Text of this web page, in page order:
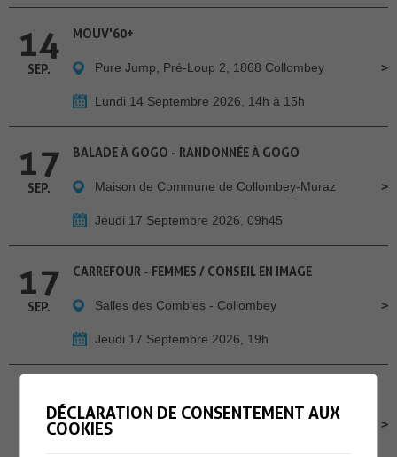
14
SEP.
MOUV'60+
Pure Jump, Pré-Loup 2, 1868 Collombey
Lundi 14 Septembre 2026, 14h à 15h
17
SEP.
BALADE À GOGO - RANDONNÉE À GOGO
Maison de Commune de Collombey-Muraz
Jeudi 17 Septembre 2026, 09h45
17
SEP.
CARREFOUR - FEMMES / CONSEIL EN IMAGE
Salles des Combles - Collombey
Jeudi 17 Septembre 2026, 19h
18
SEP. Cour de l'école primaire de Muraz
DÉCLARATION DE CONSENTEMENT AUX
COOKIES